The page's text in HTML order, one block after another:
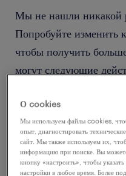
Мы не нашли никакой
Попробуйте изменить
чтобы получить
могут следующие
Попробуйте
примененных
Вы искали
Учтите
О cookies
Мы используем файлы cookies,
опыт, диагностировать
сайт. Мы также используем их,
информацию при поиске. Вы
кнопку «настроить», чтобы
настройки в любое время. Более